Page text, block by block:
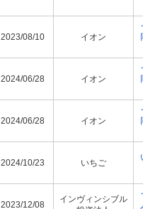
2023/08/10 イオン
2024/06/28 イオン
2024/06/28 イオン
2024/10/23 いちご
2023/12/08
インヴィンシブル